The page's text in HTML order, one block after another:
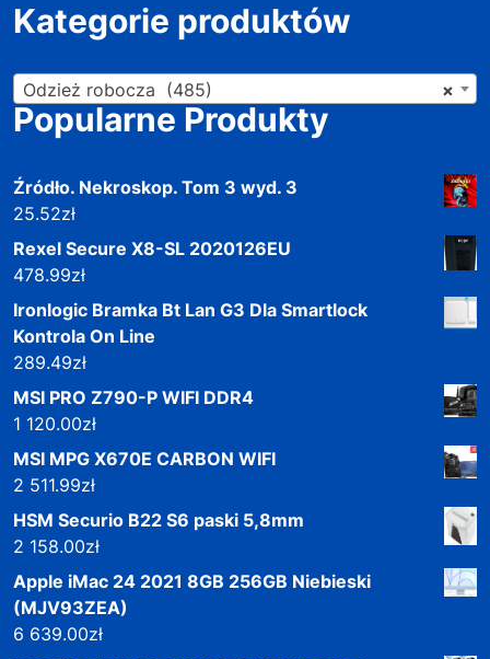
Kategorie produktów
×
Odzież robocza (485)
Popularne Produkty
Źródło. Nekroskop. Tom 3 wyd. 3
25.52zł
Rexel Secure X8-SL 2020126EU
478.99zł
Ironlogic Bramka Bt Lan G3 Dla Smartlock
Kontrola On Line
289.49zł
MSI PRO Z790-P WIFI DDR4
1 120.00zł
MSI MPG X670E CARBON WIFI
2 511.99zł
HSM Securio B22 S6 paski 5,8mm
2 158.00zł
Apple iMac 24 2021 8GB 256GB Niebieski
(MJV93ZEA)
6 639.00zł